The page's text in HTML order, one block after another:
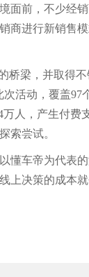
前，不少经
商进行新销售
梁，并取得不
活动，覆盖97
人，产生付费
索尝试。
车帝为代表
上决策的成本